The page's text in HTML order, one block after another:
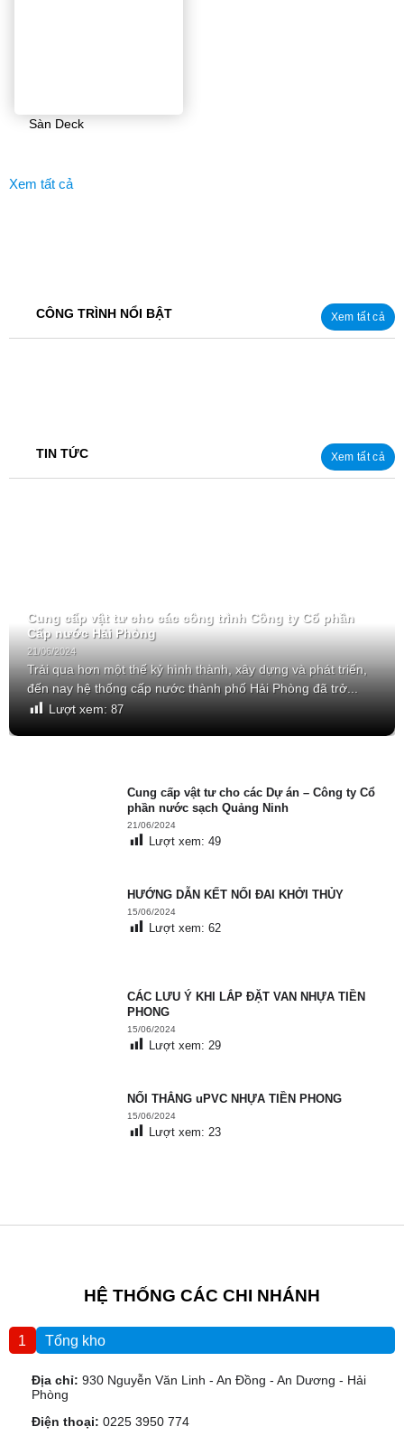
Sàn Deck
Xem tất cả
CÔNG TRÌNH NỔI BẬT Xem tất cả
TIN TỨC Xem tất cả
Cung cấp vật tư cho các công trình Công ty Cổ phần
Cấp nước Hải Phòng
21/06/2024
Trải qua hơn một thế kỷ hình thành, xây dựng và phát triển,
đến nay hệ thống cấp nước thành phố Hải Phòng đã trở...
Lượt xem: 87
Cung cấp vật tư cho các Dự án – Công ty Cổ
phần nước sạch Quảng Ninh
21/06/2024
Lượt xem: 49
HƯỚNG DẪN KẾT NỐI ĐAI KHỞI THỦY
15/06/2024
Lượt xem: 62
CÁC LƯU Ý KHI LẮP ĐẶT VAN NHỰA TIỀN
PHONG
15/06/2024
Lượt xem: 29
NỐI THẲNG uPVC NHỰA TIỀN PHONG
15/06/2024
Lượt xem: 23
HỆ THỐNG CÁC CHI NHÁNH
1 Tổng kho
Địa chỉ: 930 Nguyễn Văn Linh - An Đồng - An Dương - Hải
Phòng
Điện thoại: 0225 3950 774